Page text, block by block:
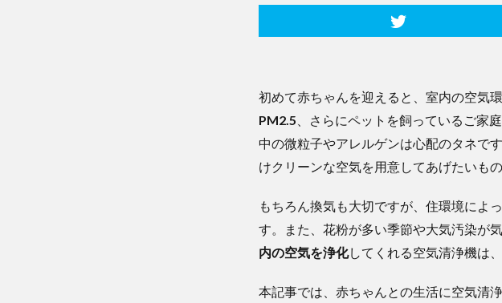
初めて赤ちゃんを迎えると、室内の空気
PM2.5 、さらにペットを飼っているご家
中の微粒子やアレルゲンは心配のタネで
けクリーンな空気を用意してあげたいも
もちろん換気も大切ですが、住環境によ
す。また、花粉が多い季節や大気汚染が
内の空気を浄化してくれる空気清浄機は
本記事では、赤ちゃんとの生活に空気清